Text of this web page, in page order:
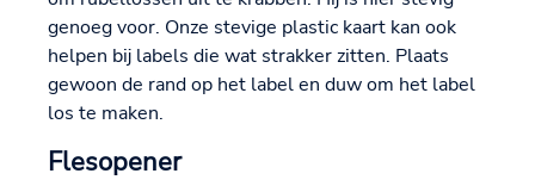
genoeg voor. Onze stevige plastic kaart kan ook
helpen bij labels die wat strakker zitten. Plaats
gewoon de rand op het label en duw om het label
los te maken.
Flesopener